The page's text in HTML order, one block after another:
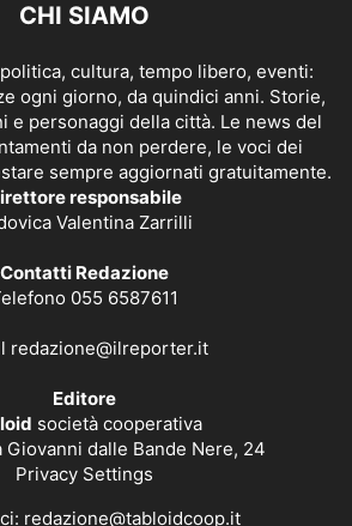
CHI SIAMO
cultura, tempo libero, eventi:
ogni giorno, da quindici anni. Storie,
e personaggi della città. Le news del
da non perdere, le voci dei
sempre aggiornati gratuitamente.
responsabile
Valentina Zarrilli
Contatti Redazione
055 6587611
redazione@ilreporter.it
Editore
società cooperativa
Giovanni dalle Bande Nere, 24
Privacy Settings
redazione@tabloidcoop.it